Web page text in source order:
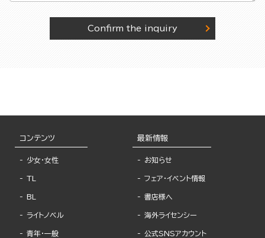
Confirm the inquiry
コンテンツ
少女・女性
TL
BL
ライトノベル
青年・一般
最新情報
お知らせ
フェア・イベント情報
書店様へ
海外ライセンシー
公式SNSアカウント